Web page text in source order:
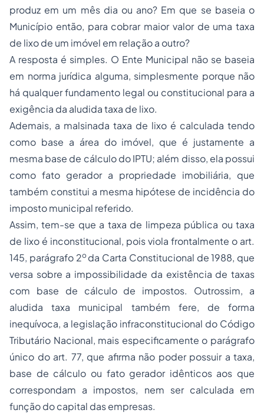
produz em um mês dia ou ano? Em que se baseia o
Município então, para cobrar maior valor de uma taxa
de lixo de um imóvel em relação a outro?
A resposta é simples. O Ente Municipal não se baseia
em norma jurídica alguma, simplesmente porque não
há qualquer fundamento legal ou constitucional para a
exigência da aludida taxa de lixo.
Ademais, a malsinada taxa de lixo é calculada tendo
como base a área do imóvel, que é justamente a
mesma base de cálculo do IPTU; além disso, ela possui
como fato gerador a propriedade imobiliária, que
também constitui a mesma hipótese de incidência do
imposto municipal referido.
Assim, tem-se que a taxa de limpeza pública ou taxa
de lixo é inconstitucional, pois viola frontalmente o art.
145, parágrafo 2o da Carta Constitucional de 1988, que
versa sobre a impossibilidade da existência de taxas
com base de cálculo de impostos. Outrossim, a
aludida taxa municipal também fere, de forma
inequívoca, a legislação infraconstitucional do Código
Tributário Nacional, mais especificamente o parágrafo
único do art. 77, que afirma não poder possuir a taxa,
base de cálculo ou fato gerador idênticos aos que
correspondam a impostos, nem ser calculada em
função do capital das empresas.